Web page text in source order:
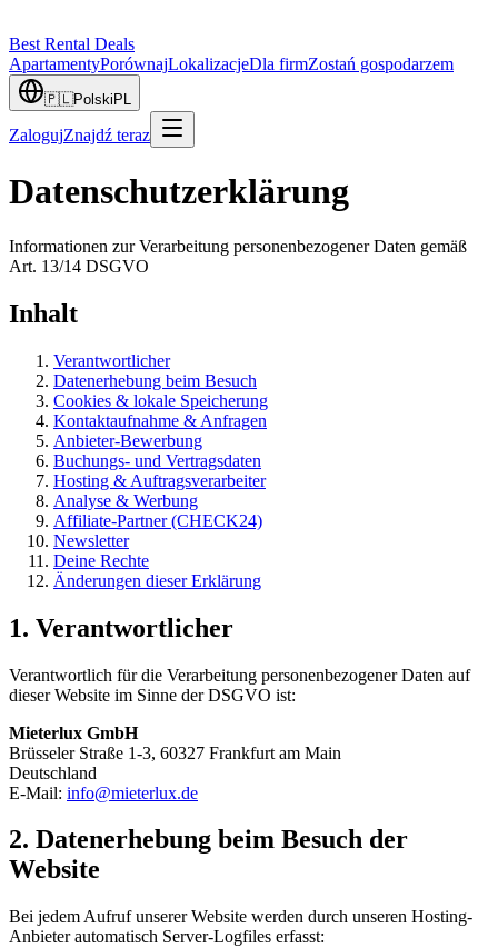
Best Rental Deals
ApartamentyPorównajLokalizacjeDla firmZostań gospodarzem
🇵🇱Polski PL
ZalogujZnajdź teraz
Datenschutzerklärung
Informationen zur Verarbeitung personenbezogener Daten gemäß
Art. 13/14 DSGVO
Inhalt
Verantwortlicher
Datenerhebung beim Besuch
Cookies & lokale Speicherung
Kontaktaufnahme & Anfragen
Anbieter-Bewerbung
Buchungs- und Vertragsdaten
Hosting & Auftragsverarbeiter
Analyse & Werbung
Affiliate-Partner (CHECK24)
Newsletter
Deine Rechte
Änderungen dieser Erklärung
1. Verantwortlicher
Verantwortlich für die Verarbeitung personenbezogener Daten auf
dieser Website im Sinne der DSGVO ist:
Mieterlux GmbH
Brüsseler Straße 1-3, 60327 Frankfurt am Main
Deutschland
E-Mail: info@mieterlux.de
2. Datenerhebung beim Besuch der
Website
Bei jedem Aufruf unserer Website werden durch unseren Hosting-
Anbieter automatisch Server-Logfiles erfasst: